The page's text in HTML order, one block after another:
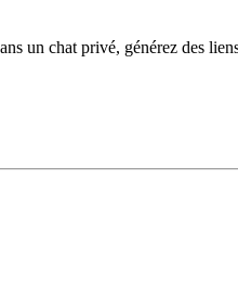
un chat privé, générez des